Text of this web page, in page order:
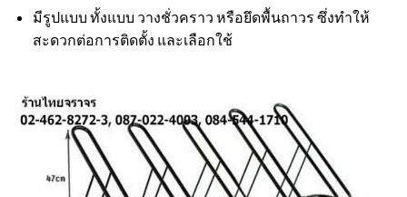
มีรูปแบบ ทั้งแบบ วางชั่วคราว หรือยึดพื้นถาวร ซึ่งทำให้
สะดวกต่อการติดตั้ง และเลือกใช้